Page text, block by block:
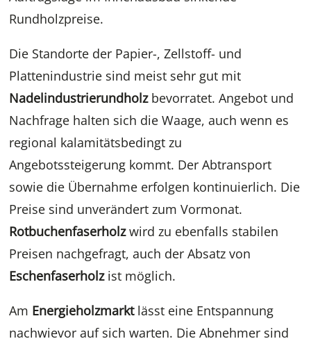
Rundholzpreise.
Die Standorte der Papier-, Zellstoff- und
Plattenindustrie sind meist sehr gut mit
Nadelindustrierundholzbevorratet. Angebot und
Nachfrage halten sich die Waage, auch wenn es
regional kalamitätsbedingt zu
Angebotssteigerung kommt. Der Abtransport
sowie die Übernahme erfolgen kontinuierlich. Die
Preise sind unverändert zum Vormonat.
Rotbuchenfaserholzwird zu ebenfalls stabilen
Preisen nachgefragt, auch der Absatz von
Eschenfaserholzist möglich.
Am Energieholzmarktlässt eine Entspannung
nachwievor auf sich warten. Die Abnehmer sind